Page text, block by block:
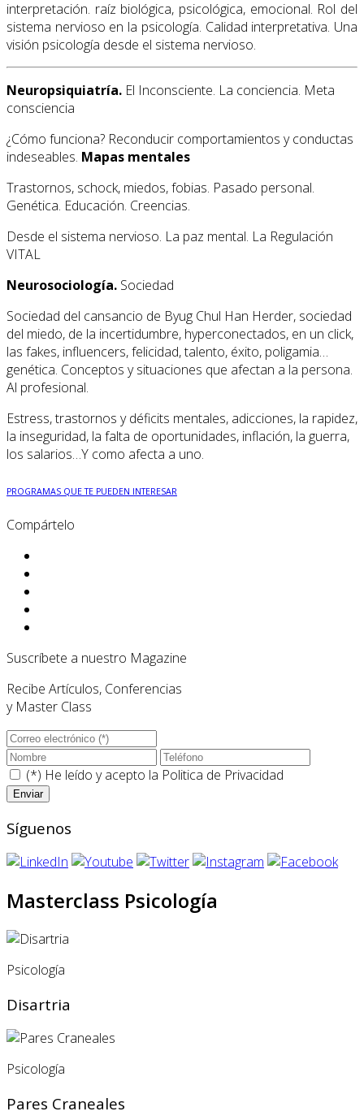
interpretación. raíz biológica, psicológica, emocional. Rol del
sistema nervioso en la psicología. Calidad interpretativa. Una
visión psicología desde el sistema nervioso.
Neuropsiquiatría. El Inconsciente. La conciencia. Meta
consciencia
¿Cómo funciona? Reconducir comportamientos y conductas
indeseables. Mapas mentales
Trastornos, schock, miedos, fobias. Pasado personal.
Genética. Educación. Creencias.
Desde el sistema nervioso. La paz mental. La Regulación
VITAL
Neurosociología. Sociedad
Sociedad del cansancio de Byug Chul Han Herder, sociedad
del miedo, de la incertidumbre, hyperconectados, en un click,
las fakes, influencers, felicidad, talento, éxito, poligamia…
genética. Conceptos y situaciones que afectan a la persona.
Al profesional.
Estress, trastornos y déficits mentales, adicciones, la rapidez,
la inseguridad, la falta de oportunidades, inflación, la guerra,
los salarios…Y como afecta a uno.
PROGRAMAS QUE TE PUEDEN INTERESAR
Compártelo
Suscríbete a nuestro Magazine
Recibe Artículos, Conferencias
y Master Class
(*) He leído y acepto la Politica de Privacidad
Síguenos
Masterclass Psicología
Psicología
Disartria
Psicología
Pares Craneales